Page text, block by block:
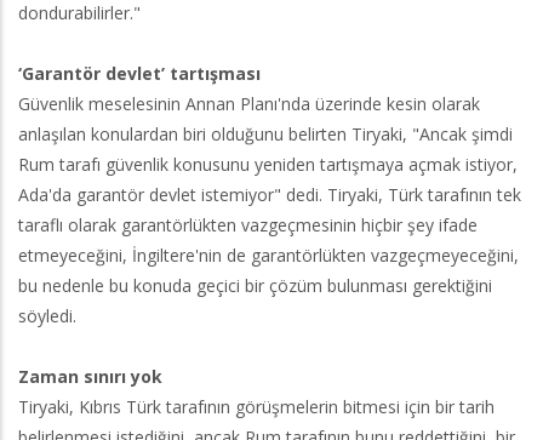
dondurabilirler."
‘Garantör devlet’ tartışması
Güvenlik meselesinin Annan Planı'nda üzerinde kesin olarak
anlaşılan konulardan biri olduğunu belirten Tiryaki, "Ancak şimdi
Rum tarafı güvenlik konusunu yeniden tartışmaya açmak istiyor,
Ada'da garantör devlet istemiyor" dedi. Tiryaki, Türk tarafının tek
taraflı olarak garantörlükten vazgeçmesinin hiçbir şey ifade
etmeyeceğini, İngiltere'nin de garantörlükten vazgeçmeyeceğini,
bu nedenle bu konuda geçici bir çözüm bulunması gerektiğini
söyledi.
Zaman sınırı yok
Tiryaki, Kıbrıs Türk tarafının görüşmelerin bitmesi için bir tarih